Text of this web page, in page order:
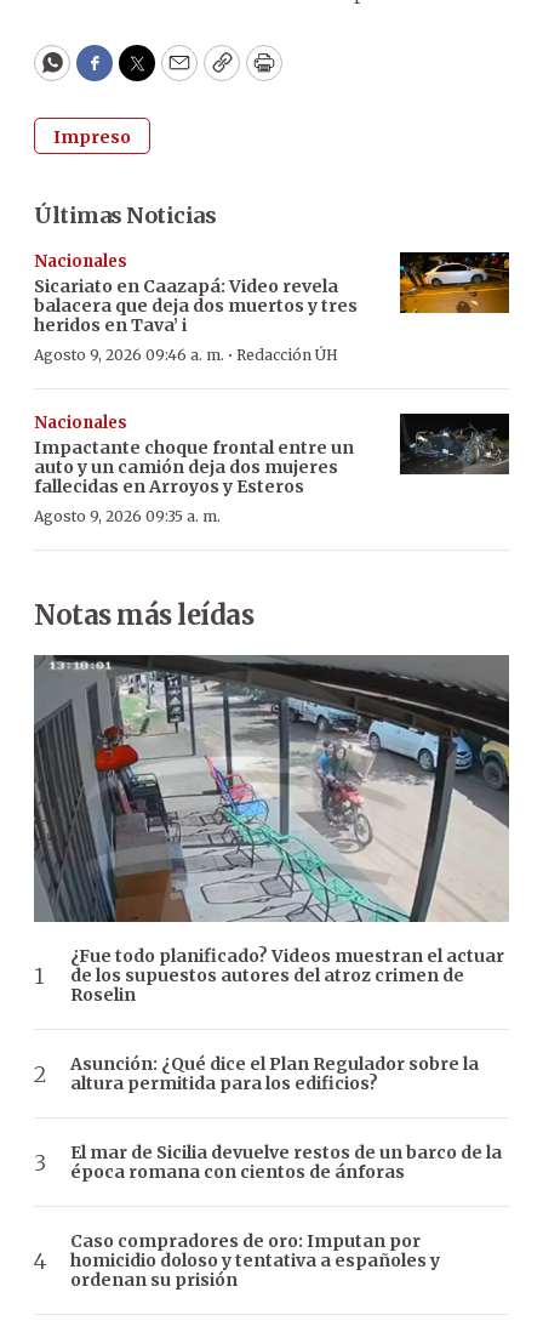
WhatsApp
Facebook
Twitter
EmailCopyPrint
Impreso
Últimas Noticias
Nacionales
Sicariato en Caazapá: Video revela
balacera que deja dos muertos y tres
heridos en Tava’ i
Agosto 9, 2026 09:46 a. m. · Redacción ÚH
Nacionales
Impactante choque frontal entre un
auto y un camión deja dos mujeres
fallecidas en Arroyos y Esteros
Agosto 9, 2026 09:35 a. m.
Notas más leídas
¿Fue todo planificado? Videos muestran el actuar
de los supuestos autores del atroz crimen de
Roselin
Asunción: ¿Qué dice el Plan Regulador sobre la
altura permitida para los edificios?
El mar de Sicilia devuelve restos de un barco de la
época romana con cientos de ánforas
Caso compradores de oro: Imputan por
homicidio doloso y tentativa a españoles y
ordenan su prisión